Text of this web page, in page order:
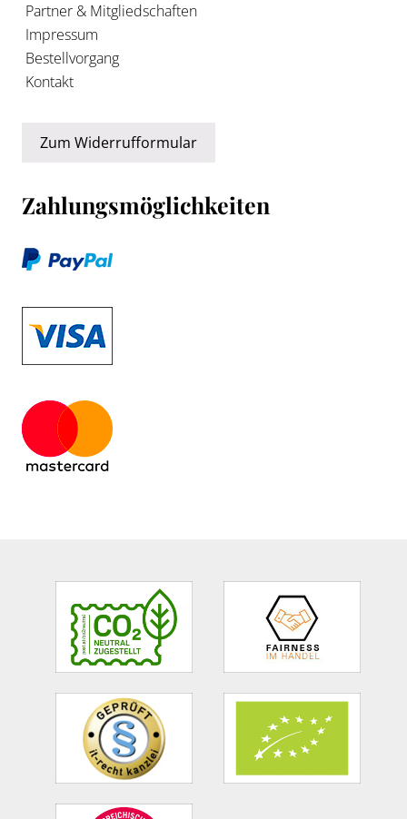
Partner & Mitgliedschaften
Impressum
Bestellvorgang
Kontakt
Zum Widerrufformular
Zahlungsmöglichkeiten
Site
Footer